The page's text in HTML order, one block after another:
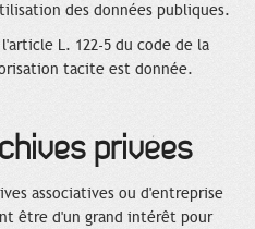
des données publiques.
L. 122-5 du code de la
tacite est donnée.
privées
associatives ou d'entreprise
être d'un grand intérêt pour